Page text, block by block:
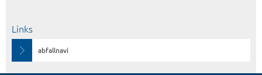
Links
abfallnavi